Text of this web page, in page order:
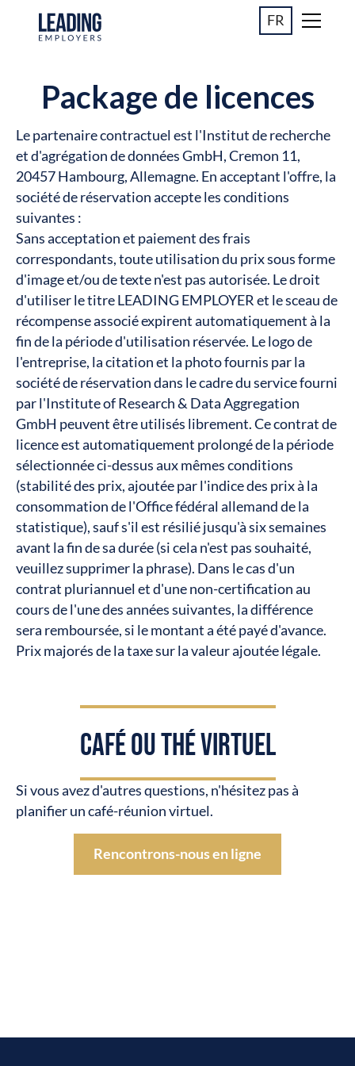
FR
Package de licences
Le partenaire contractuel est l'Institut de recherche
et d'agrégation de données GmbH, Cremon 11,
20457 Hambourg, Allemagne. En acceptant l'offre, la
société de réservation accepte les conditions
suivantes :
Sans acceptation et paiement des frais
correspondants, toute utilisation du prix sous forme
d'image et/ou de texte n'est pas autorisée. Le droit
d'utiliser le titre LEADING EMPLOYER et le sceau de
récompense associé expirent automatiquement à la
fin de la période d'utilisation réservée. Le logo de
l'entreprise, la citation et la photo fournis par la
société de réservation dans le cadre du service fourni
par l'Institute of Research & Data Aggregation
GmbH peuvent être utilisés librement. Ce contrat de
licence est automatiquement prolongé de la période
sélectionnée ci-dessus aux mêmes conditions
(stabilité des prix, ajoutée par l'indice des prix à la
consommation de l'Office fédéral allemand de la
statistique), sauf s'il est résilié jusqu'à six semaines
avant la fin de sa durée (si cela n'est pas souhaité,
veuillez supprimer la phrase). Dans le cas d'un
contrat pluriannuel et d'une non-certification au
cours de l'une des années suivantes, la différence
sera remboursée, si le montant a été payé d'avance.
Prix majorés de la taxe sur la valeur ajoutée légale.
CAFÉ OU THÉ VIRTUEL
Si vous avez d'autres questions, n'hésitez pas à
planifier un café-réunion virtuel.
Rencontrons-nous en ligne